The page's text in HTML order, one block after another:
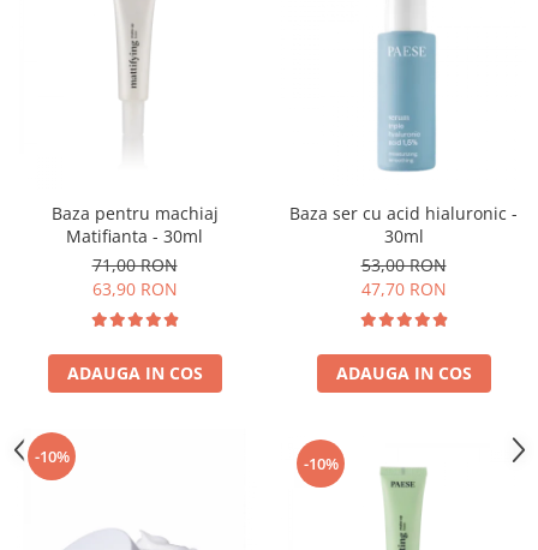
Baza pentru machiaj
Matifianta - 30ml
71,00 RON
63,90 RON
ADAUGA IN COS
Baza ser cu acid hialuronic -
30ml
53,00 RON
47,70 RON
ADAUGA IN COS
-10% -10%